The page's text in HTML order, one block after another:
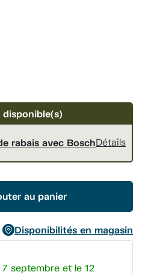
rabais avec BoschDétails
au panier
Disponibilités en magasin
septembre et le 12